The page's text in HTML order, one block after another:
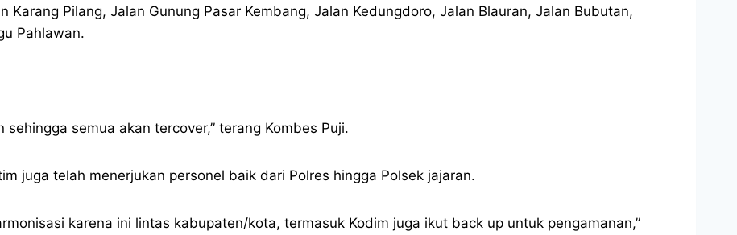
Karang Pilang, Jalan Gunung Pasar Kembang, Jalan Kedungdoro, Jalan Blauran, Jalan Bubutan,
Pahlawan.
semua akan tercover,” terang Kombes Puji.
juga telah menerjukan personel baik dari Polres hingga Polsek jajaran.
karena ini lintas kabupaten/kota, termasuk Kodim juga ikut back up untuk pengamanan,”